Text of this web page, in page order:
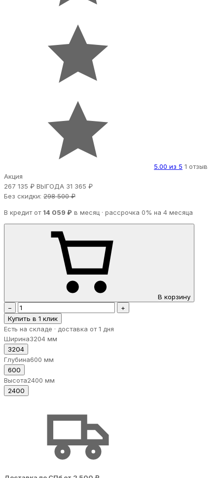
5.00 из 5 1 отзыв
Акция
267 135 ₽ ВЫГОДА 31 365 ₽
Без скидки: 298 500 ₽
В кредит от 14 059 ₽ в месяц · рассрочка 0% на 4 месяца
В корзину
−
+
Купить в 1 клик
Есть на складе · доставка от 1 дня
Ширина3204 мм
3204
Глубина600 мм
600
Высота2400 мм
2400